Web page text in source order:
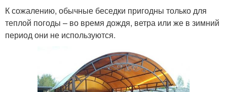
К сожалению, обычные беседки пригодны только для
теплой погоды – во время дождя, ветра или же в зимний
период они не используются.